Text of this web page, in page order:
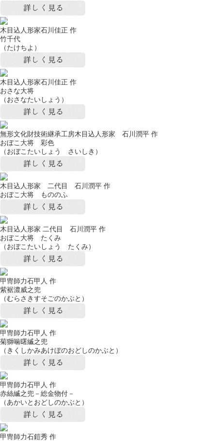
木目込人形家石川佳正 作
竹千代
（たけちよ）
木目込人形家石川佳正 作
おさな大将
（おさなたいしょう）
無形文化財技術継承工房木目込人形家 石川潤平 作
おぼこ大将 彩色
（おぼこたいしょう さいしき）
木目込人形家 二代目 石川潤平 作
おぼこ大将 もののふ
木目込人形家 二代目 石川潤平 作
おぼこ大将 たくみ
（おぼこたいしょう たくみ）
甲冑師力石甲人 作
紫裾濃威之兜
（むらさきすそごのかぶと）
甲冑師力石甲人 作
菊獅噛曙縅之兜
（きくしかみあけぼのおどしのかぶと）
甲冑師力石甲人 作
赤絲縅之兜－総金物付－
（あかいとおどしのかぶと）
甲冑師力石鎧秀 作